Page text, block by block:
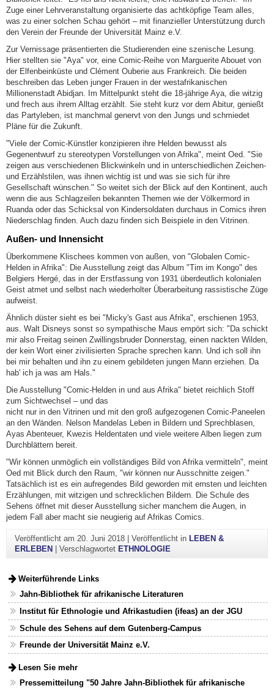
Zuge einer Lehrveranstaltung organisierte das achtköpfige Team alles,
was zu einer solchen Schau gehört – mit finanzieller Unterstützung durch
den Verein der Freunde der Universität Mainz e.V.
Zur Vernissage präsentierten die Studierenden eine szenische Lesung.
Hier stellten sie "Aya" vor, eine Comic-Reihe von Marguerite Abouet von
der Elfenbeinküste und Clément Ouberie aus Frankreich. Die beiden
beschreiben das Leben junger Frauen in der westafrikanischen
Millionenstadt Abidjan. Im Mittelpunkt steht die 18-jährige Aya, die witzig
und frech aus ihrem Alltag erzählt. Sie steht kurz vor dem Abitur, genießt
das Partyleben, ist manchmal genervt von den Jungs und schmiedet
Pläne für die Zukunft.
"Viele der Comic-Künstler konzipieren ihre Helden bewusst als
Gegenentwurf zu stereotypen Vorstellungen von Afrika", meint Oed. "Sie
zeigen aus verschiedenen Blickwinkeln und in unterschiedlichen Zeichen-
und Erzählstilen, was ihnen wichtig ist und was sie sich für ihre
Gesellschaft wünschen." So weitet sich der Blick auf den Kontinent, auch
wenn die aus Schlagzeilen bekannten Themen wie der Völkermord in
Ruanda oder das Schicksal von Kindersoldaten durchaus in Comics ihren
Niederschlag finden. Auch dazu finden sich Beispiele in den Vitrinen.
Außen- und Innensicht
Überkommene Klischees kommen von außen, von "Globalen Comic-
Helden in Afrika": Die Ausstellung zeigt das Album "Tim im Kongo" des
Belgiers Hergé, das in der Erstfassung von 1931 überdeutlich kolonialen
Geist atmet und selbst nach wiederholter Überarbeitung rassistische Züge
aufweist.
Ähnlich düster sieht es bei "Micky's Gast aus Afrika", erschienen 1953,
aus. Walt Disneys sonst so sympathische Maus empört sich: "Da schickt
mir also Freitag seinen Zwillingsbruder Donnerstag, einen nackten Wilden,
der kein Wort einer zivilisierten Sprache sprechen kann. Und ich soll ihn
bei mir behalten und ihn zu einem gebildeten jungen Mann erziehen. Da
hab' ich ja was am Hals."
Die Ausstellung "Comic-Helden in und aus Afrika" bietet reichlich Stoff
zum Sichtwechsel – und das
nicht nur in den Vitrinen und mit den groß aufgezogenen Comic-Paneelen
an den Wänden. Nelson Mandelas Leben in Bildern und Sprechblasen,
Ayas Abenteuer, Kwezis Heldentaten und viele weitere Alben liegen zum
Durchblättern bereit.
"Wir können unmöglich ein vollständiges Bild von Afrika vermitteln", meint
Oed mit Blick durch den Raum, "wir können nur Ausschnitte zeigen."
Tatsächlich ist es ein aufregendes Bild geworden mit ernsten und leichten
Erzählungen, mit witzigen und schrecklichen Bildern. Die Schule des
Sehens öffnet mit dieser Ausstellung sicher manchem die Augen, in
jedem Fall aber macht sie neugierig auf Afrikas Comics.
Veröffentlicht am 20. Juni 2018| Veröffentlicht in LEBEN &
ERLEBEN
Verschlagwortet ETHNOLOGIE
Weiterführende Links
Jahn-Bibliothek für afrikanische Literaturen
Institut für Ethnologie und Afrikastudien (ifeas) an der JGU
Schule des Sehens auf dem Gutenberg-Campus
Freunde der Universität Mainz e.V.
Lesen Sie mehr
Pressemitteilung "50 Jahre Jahn-Bibliothek für afrikanische